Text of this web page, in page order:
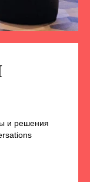
и решения